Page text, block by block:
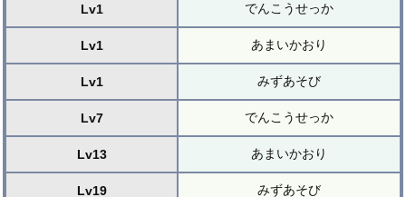
Lv1 でんこうせっか
Lv1 あまいかおり
Lv1 みずあそび
Lv7 でんこうせっか
Lv13 あまいかおり
Lv19 みずあそび